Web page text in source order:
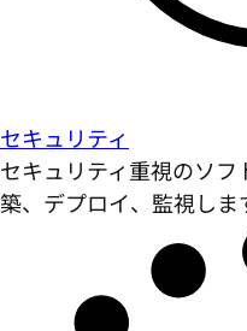
セキュリティ
セキュリティ重視のソ
築、デプロイ、監視しま